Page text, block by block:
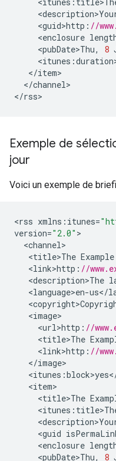
<
<guid>http : //
<enclosure
<pubDate>Thu, 8
<itunes :
</item
</channel>
</rss>
Exemple de
jour
Voici un exemple de
<rss xmlns : itunes=
version="2.0"
<channel
<title>The Example
<link>http : //
<description>The
<language>en-us</
<
<image
<url>http : //
<title>The
<link>http : //
</image
<itunes :block>yes<
<item
<title>The
<itunes :
<
<guid
<enclosure
<pubDate>Thu, 8